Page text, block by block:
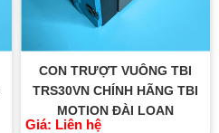
CON TRƯỢT VUÔNG TBI
TRS30VN CHÍNH HÃNG TBI
MOTION ĐÀI LOAN
Giá: Liên hệ